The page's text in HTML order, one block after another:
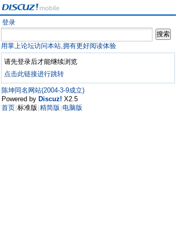
登录
用掌上论坛访问本站,拥有更好阅读体验
请先登录后才能继续浏览
点击此链接进行跳转
陈坤同名网站(2004-3-9成立)
Powered by Discuz! X2.5
首页 标准版 精简版 电脑版